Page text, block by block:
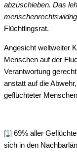
abzuschieben. Das
menschenrechtswidrig
Flüchtlingsrat.
Angesicht weltweiter
Menschen auf der
Verantwortung
anstatt auf die
geflüchteter
[1] 69% aller
sich in den